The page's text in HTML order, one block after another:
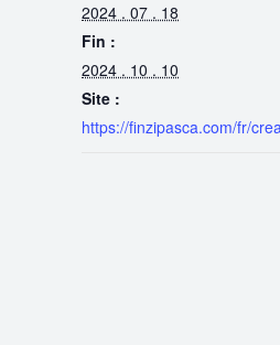
2024 . 07 . 18
Fin :
2024 . 10 . 10
Site :
https://finzipasca.com/fr/